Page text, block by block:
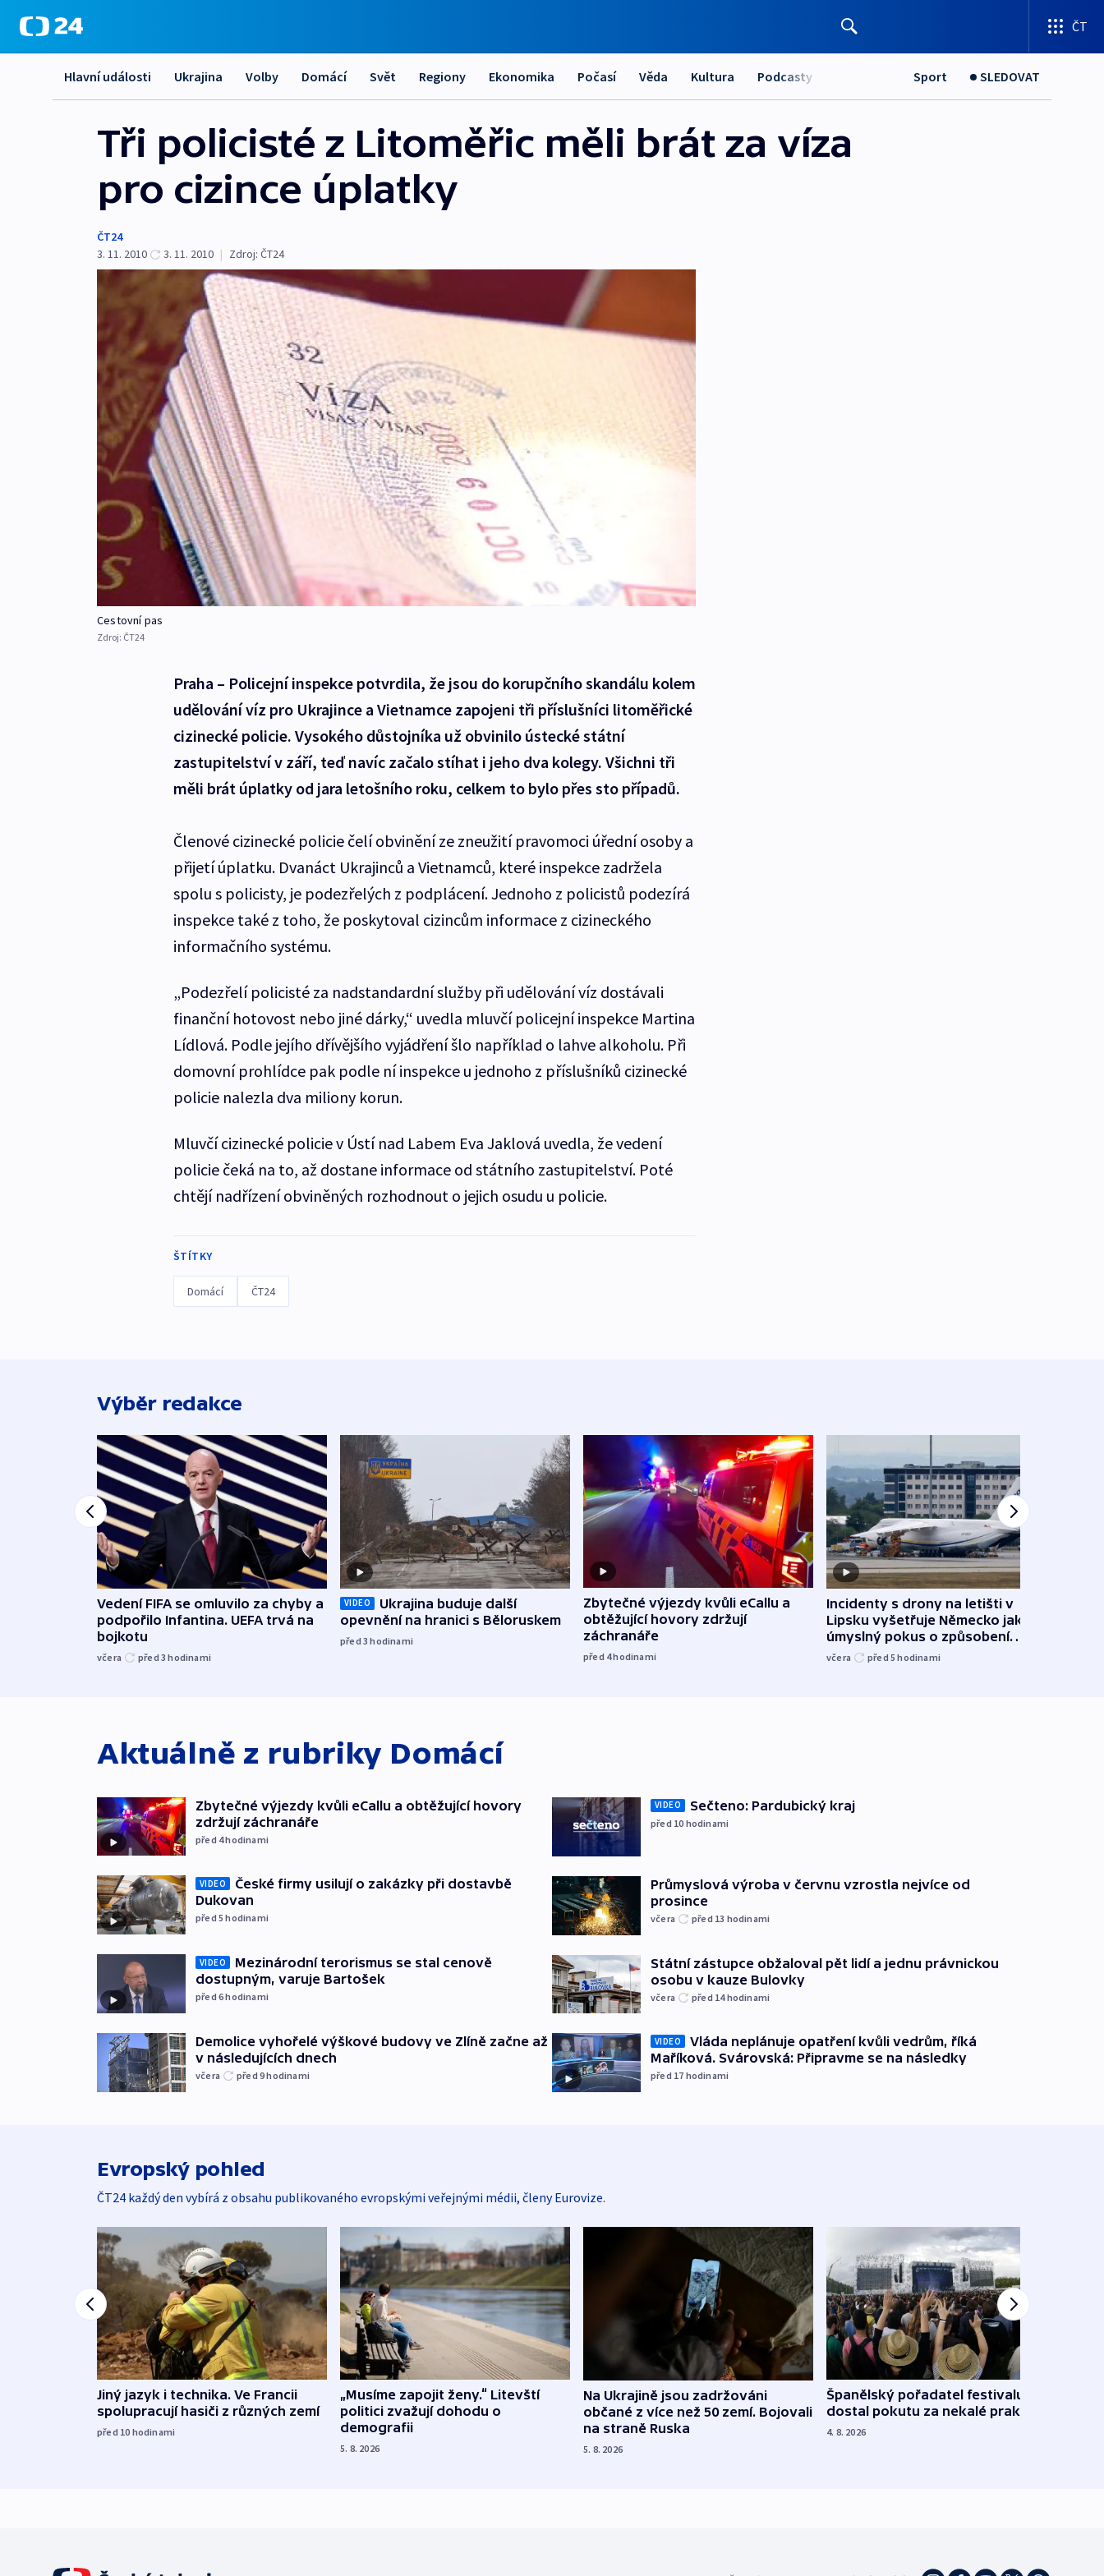
ČT
Hlavní události Ukrajina Volby Domácí Svět Regiony Ekonomika Počasí Věda Kultura Podcasty Sport SLEDOVAT
Tři policisté z Litoměřic měli brát za víza
pro cizince úplatky
ČT24
3. 11. 2010
3. 11. 2010 | Zdroj: ČT24
Cestovní pas
Zdroj: ČT24
Praha – Policejní inspekce potvrdila, že jsou do korupčního skandálu kolem
udělování víz pro Ukrajince a Vietnamce zapojeni tři příslušníci litoměřické
cizinecké policie. Vysokého důstojníka už obvinilo ústecké státní
zastupitelství v září, teď navíc začalo stíhat i jeho dva kolegy. Všichni tři
měli brát úplatky od jara letošního roku, celkem to bylo přes sto případů.
Členové cizinecké policie čelí obvinění ze zneužití pravomoci úřední osoby a
přijetí úplatku. Dvanáct Ukrajinců a Vietnamců, které inspekce zadržela
spolu s policisty, je podezřelých z podplácení. Jednoho z policistů podezírá
inspekce také z toho, že poskytoval cizincům informace z cizineckého
informačního systému.
„Podezřelí policisté za nadstandardní služby při udělování víz dostávali
finanční hotovost nebo jiné dárky,“ uvedla mluvčí policejní inspekce Martina
Lídlová. Podle jejího dřívějšího vyjádření šlo například o lahve alkoholu. Při
domovní prohlídce pak podle ní inspekce u jednoho z příslušníků cizinecké
policie nalezla dva miliony korun.
Mluvčí cizinecké policie v Ústí nad Labem Eva Jaklová uvedla, že vedení
policie čeká na to, až dostane informace od státního zastupitelství. Poté
chtějí nadřízení obviněných rozhodnout o jejich osudu u policie.
ŠTÍTKY
Domácí ČT24
Výběr redakce
Vedení FIFA se omluvilo za chyby a
podpořilo Infantina. UEFA trvá na
bojkotu
včera před 3hodinami
VIDEO
Ukrajina buduje další
opevnění na hranici s Běloruskem
před 3hodinami
Zbytečné výjezdy kvůli eCallu a
obtěžující hovory zdržují
záchranáře
před 4hodinami
Incidenty s drony na letišti v
Lipsku vyšetřuje Německo jako
úmyslný pokus o způsobení
exploze
včera před 5hodinami
Aktuálně z rubriky Domácí
Zbytečné výjezdy kvůli eCallu a obtěžující hovory
zdržují záchranáře
před 4hodinami
VIDEO
České firmy usilují o zakázky při dostavbě
Dukovan
před 5hodinami
VIDEO
Mezinárodní terorismus se stal cenově
dostupným, varuje Bartošek
před 6hodinami
Demolice vyhořelé výškové budovy ve Zlíně začne až
v následujících dnech
včera před 9hodinami
VIDEO Sečteno: Pardubický kraj
před 10 hodinami
Průmyslová výroba v červnu vzrostla nejvíce od
prosince
včera před 13 hodinami
Státní zástupce obžaloval pět lidí a jednu právnickou
osobu v kauze Bulovky
včera před 14hodinami
VIDEO
Vláda neplánuje opatření kvůli vedrům, říká
Maříková. Svárovská: Připravme se na následky
před 17 hodinami
Evropský pohled
ČT24 každý den vybírá z obsahu publikovaného evropskými veřejnými médii, členy Eurovize.
Jiný jazyk i technika. Ve Francii
spolupracují hasiči z různých zemí
před 10 hodinami
„Musíme zapojit ženy.“ Litevští
politici zvažují dohodu o
demografii
5. 8. 2026
Na Ukrajině jsou zadržováni
občané z více než 50 zemí. Bojovali
na straně Ruska
5. 8. 2026
Španělský pořadatel festivalu
dostal pokutu za nekalé praktiky
4. 8. 2026